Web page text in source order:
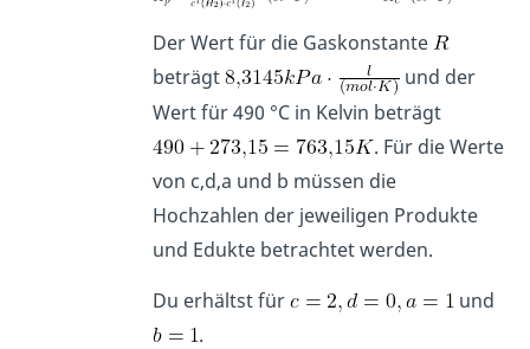
Der Wert für die Gaskonstante
beträgt
und der
Wert für 490 °C in Kelvin beträgt
. Für die Werte
von c,d,a und b müssen die
Hochzahlen der jeweiligen Produkte
und Edukte betrachtet werden.
Du erhältst für
und
.